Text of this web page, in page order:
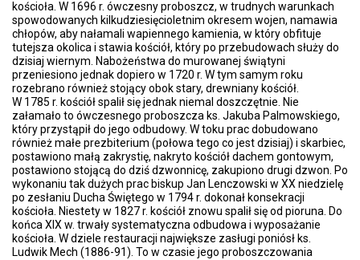
kościoła. W 1696 r. ówczesny proboszcz, w trudnych warunkach
spowodowanych kilkudziesięcioletnim okresem wojen, namawia
chłopów, aby nałamali wapiennego kamienia, w który obfituje
tutejsza okolica i stawia kościół, który po przebudowach służy do
dzisiaj wiernym. Nabożeństwa do murowanej świątyni
przeniesiono jednak dopiero w 1720 r. W tym samym roku
rozebrano również stojący obok stary, drewniany kościół.
W 1785 r. kościół spalił się jednak niemal doszczętnie. Nie
załamało to ówczesnego proboszcza ks. Jakuba Palmowskiego,
który przystąpił do jego odbudowy. W toku prac dobudowano
również małe prezbiterium (połowa tego co jest dzisiaj) i skarbiec,
postawiono małą zakrystię, nakryto kościół dachem gontowym,
postawiono stojącą do dziś dzwonnicę, zakupiono drugi dzwon. Po
wykonaniu tak dużych prac biskup Jan Lenczowski w XX niedzielę
po zesłaniu Ducha Świętego w 1794 r. dokonał konsekracji
kościoła. Niestety w 1827 r. kościół znowu spalił się od pioruna. Do
końca XIX w. trwały systematyczna odbudowa i wyposażanie
kościoła. W dziele restauracji największe zasługi poniósł ks.
Ludwik Mech (1886-91). To w czasie jego proboszczowania